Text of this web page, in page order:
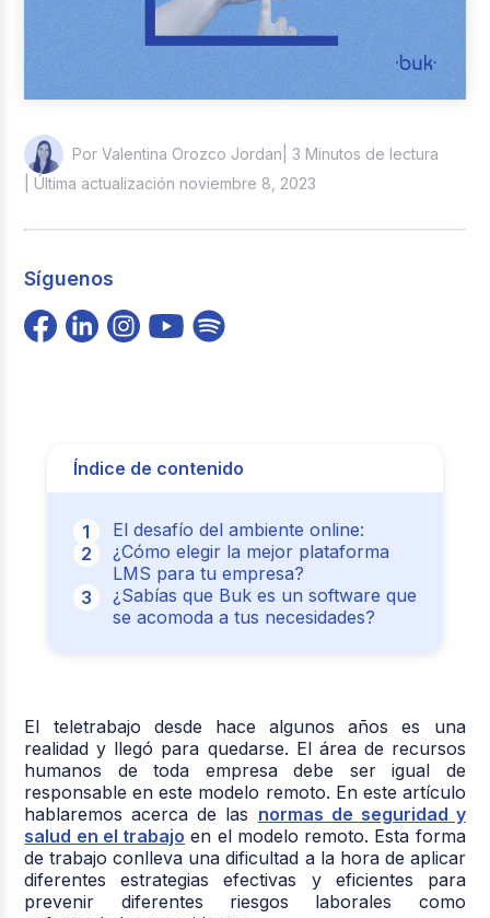
Por Valentina Orozco Jordan | 3 Minutos de lectura
| Última actualización noviembre 8, 2023
Síguenos
Índice de contenido
El desafío del ambiente online:
¿Cómo elegir la mejor plataforma
LMS para tu empresa?
¿Sabías que Buk es un software que
se acomoda a tus necesidades?
El teletrabajo desde hace algunos años es una
realidad y llegó para quedarse. El área de recursos
humanos de toda empresa debe ser igual de
responsable en este modelo remoto. En este artículo
hablaremos acerca de las normas de seguridad y
salud en el trabajo en el modelo remoto. Esta forma
de trabajo conlleva una dificultad a la hora de aplicar
diferentes estrategias efectivas y eficientes para
prevenir diferentes riesgos laborales como